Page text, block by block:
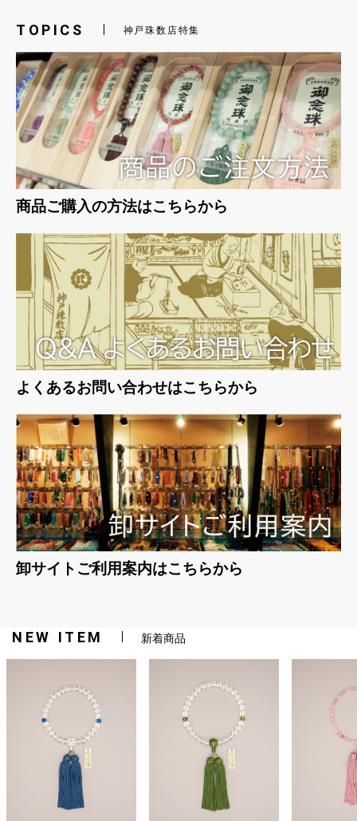
お買い物を続ける カートへ進む
TOPICS 神戸珠数店特集
商品ご購入の方法はこちらから
よくあるお問い合わせはこちらから
卸サイトご利用案内はこちらから
NEW ITEM 新着商品